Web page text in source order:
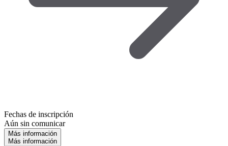
Fechas de inscripción
Aún sin comunicar
Más información
Más información